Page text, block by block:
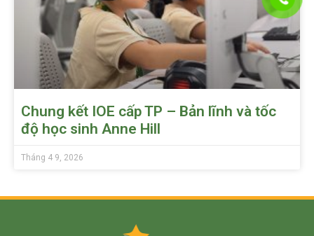
Chung kết IOE cấp TP – Bản lĩnh và tốc
độ học sinh Anne Hill
Tháng 4 9, 2026